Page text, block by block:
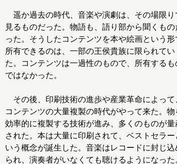
遥か過去の時代、音楽や演劇は、その場限り
見るものだった。物語も、語り部から聞くもの
った。そうしたコンテンツを本や絵画という形
所有できるのは、一部の王侯貴族に限られてい
た。コンテンツは一過性のもので、所有するも
ではなかった。
その後、印刷技術の進歩や産業革命によって
コンテンツの大量複製の時代がやって来た。物
効率的に複製する技術が進み、多くのものが量
された。本は大量に印刷されて、ベストセラー
いう概念が誕生した。音楽はレコードに封じ込
られ、演奏者がいなくても聴けるようになった